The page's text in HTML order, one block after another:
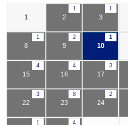
1
1
2
1
3
1
8
2
9
1
10
4
15
4
16
3
17
3
22
8
23
2
24
1 4